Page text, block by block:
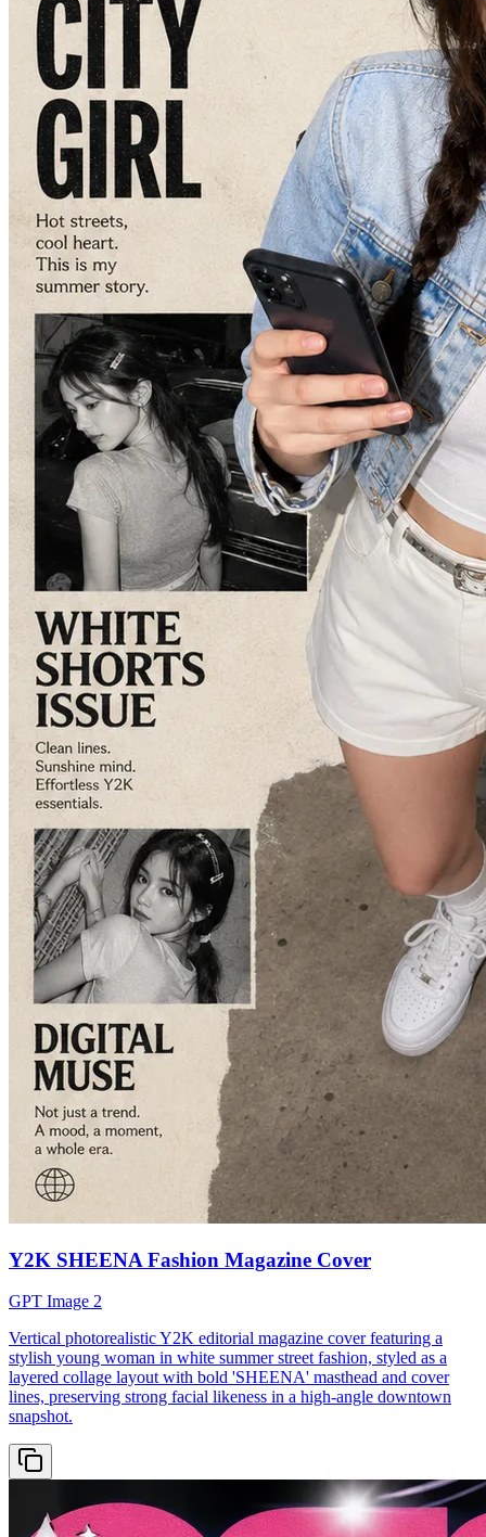
Y2K SHEENA Fashion Magazine Cover
GPT Image 2
Vertical photorealistic Y2K editorial magazine cover featuring a
stylish young woman in white summer street fashion, styled as a
layered collage layout with bold 'SHEENA' masthead and cover
lines, preserving strong facial likeness in a high-angle downtown
snapshot.